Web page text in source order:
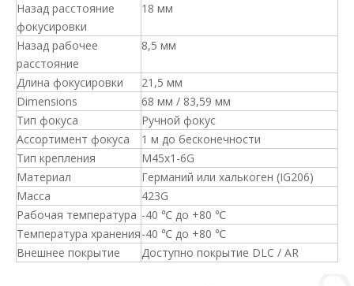
Назад расстояние
фокусировки
18 мм
Назад рабочее
расстояние
8,5 мм
Длина фокусировки
21,5 мм
Dimensions
68 мм / 83,59 мм
Тип фокуса
Ручной фокус
Ассортимент фокуса
1 м до бесконечности
Тип крепления
M45x1-6G
Материал
Германий или халькоген (IG206)
Масса
423G
Рабочая температура -40 ℃ до +80 ℃
Температура хранения-40 ℃ до +80 ℃
Внешнее покрытие
Доступно покрытие DLC / AR